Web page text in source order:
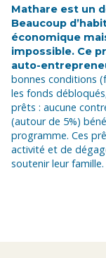
Mathare est un
Beaucoup
économique
impossible. Ce
auto-
bonnes conditions
les fonds
prêts : aucune
(autour de 5%)
programme. Ces
activité et de
soutenir leur famille.